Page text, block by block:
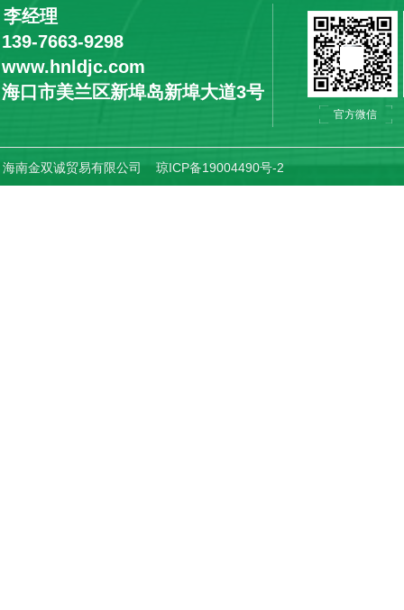
经理
7663-9298
口市美兰区新埠岛新埠大道3号
官方微信
南金双诚贸易有限公司 琼ICP备19004490号-2